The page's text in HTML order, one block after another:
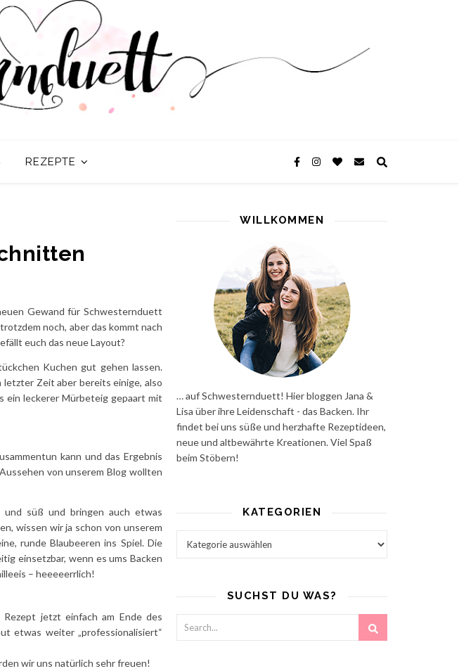
REZEPTE
Gewand für Schwesternduett
noch, aber das kommt nach
euch das neue Layout?
Kuchen gut gehen lassen.
Zeit aber bereits einige, also
ein leckerer Mürbeteig gepaart mit
kann und das Ergebnis
von unserem Blog wollten
und süß und bringen auch etwas
wissen wir ja schon von unserem
runde Blaubeeren ins Spiel. Die
einsetzbar, wenn es ums Backen
– heeeeerrlich!
jetzt einfach am Ende des
etwas weiter „professionalisiert“
wir uns natürlich sehr freuen!
WILLKOMMEN
… auf Schwesternduett! Hier bloggen Jana &
Lisa über ihre Leidenschaft - das Backen. Ihr
findet bei uns süße und herzhafte Rezeptideen,
neue und altbewährte Kreationen. Viel Spaß
beim Stöbern!
KATEGORIEN
SUCHST DU WAS?